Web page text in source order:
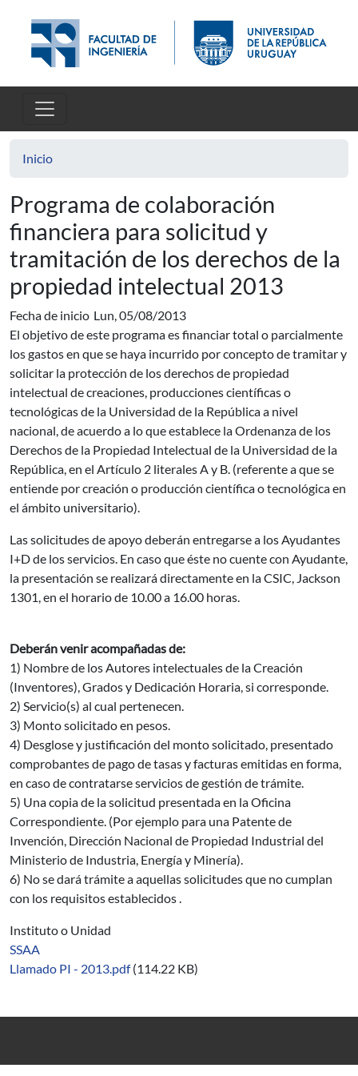
Inicio
Programa de colaboración
financiera para solicitud y
tramitación de los derechos de la
propiedad intelectual 2013
Fecha de inicio Lun, 05/08/2013
El objetivo de este programa es financiar total o parcialmente
los gastos en que se haya incurrido por concepto de tramitar y
solicitar la protección de los derechos de propiedad
intelectual de creaciones, producciones científicas o
tecnológicas de la Universidad de la República a nivel
nacional, de acuerdo a lo que establece la Ordenanza de los
Derechos de la Propiedad Intelectual de la Universidad de la
República, en el Artículo 2 literales A y B. (referente a que se
entiende por creación o producción científica o tecnológica en
el ámbito universitario).
Las solicitudes de apoyo deberán entregarse a los Ayudantes
I+D de los servicios. En caso que éste no cuente con Ayudante,
la presentación se realizará directamente en la CSIC, Jackson
1301, en el horario de 10.00 a 16.00 horas.
Deberán venir acompañadas de:
1) Nombre de los Autores intelectuales de la Creación
(Inventores), Grados y Dedicación Horaria, si corresponde.
2) Servicio(s) al cual pertenecen.
3) Monto solicitado en pesos.
4) Desglose y justificación del monto solicitado, presentado
comprobantes de pago de tasas y facturas emitidas en forma,
en caso de contratarse servicios de gestión de trámite.
5) Una copia de la solicitud presentada en la Oficina
Correspondiente. (Por ejemplo para una Patente de
Invención, Dirección Nacional de Propiedad Industrial del
Ministerio de Industria, Energía y Minería).
6) No se dará trámite a aquellas solicitudes que no cumplan
con los requisitos establecidos .
Instituto o Unidad
SSAA
Llamado PI - 2013.pdf (114.22 KB)